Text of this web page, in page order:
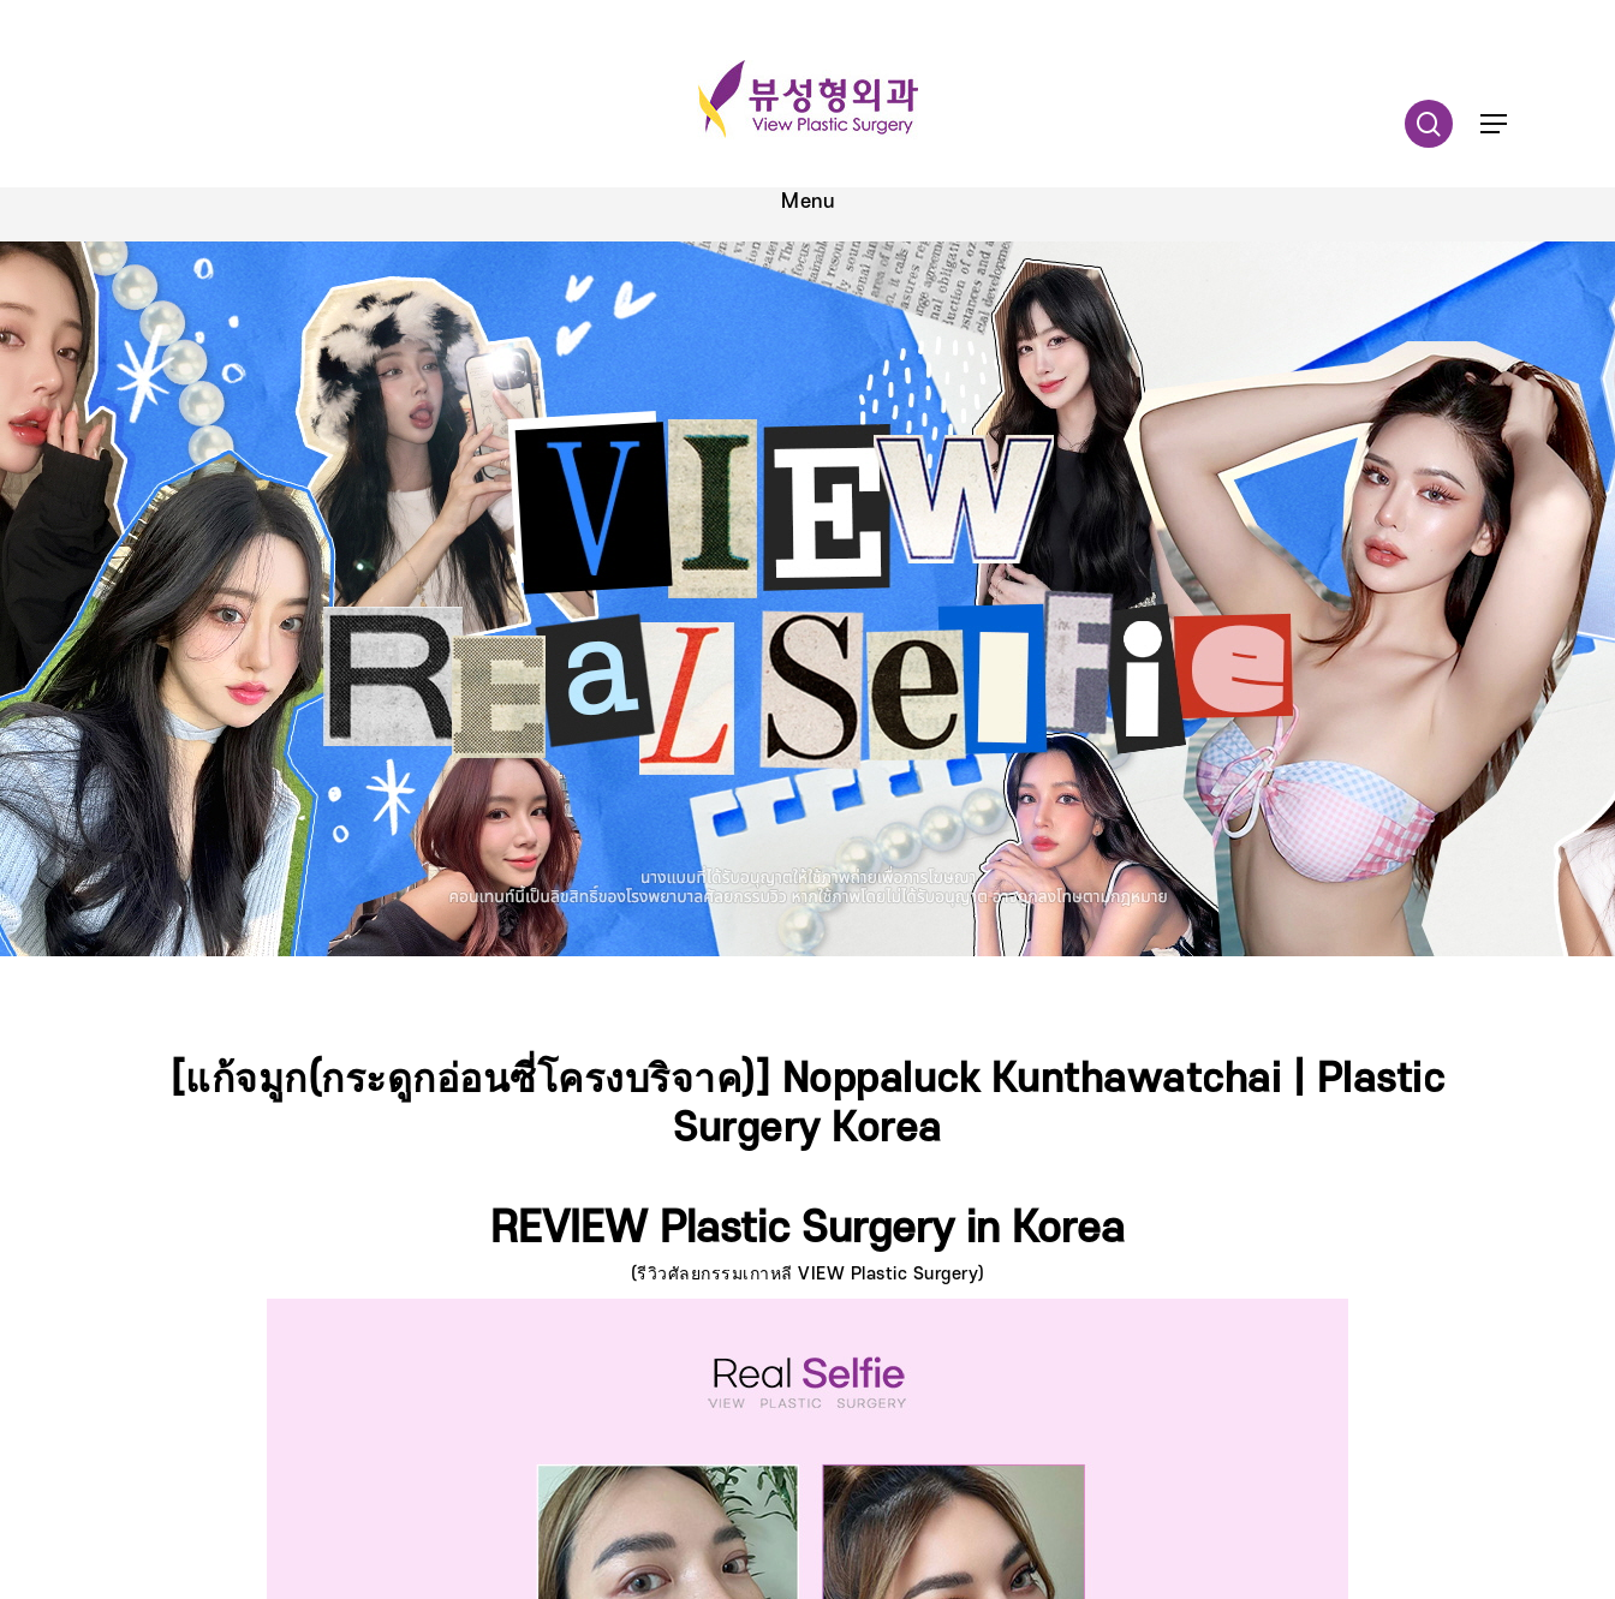
Press ESC to close this window.
[แก้จมูก(กระดูกอ่อนซี่โครงบริจาค)] Noppaluck Kunthawatchai | Plastic
Surgery Korea
REVIEW Plastic Surgery in Korea
(รีวิวศัลยกรรมเกาหลี VIEW Plastic Surgery)